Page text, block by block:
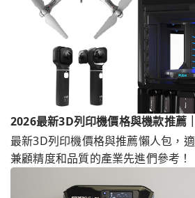
2026最新3D列印機價格與機款推薦
最新3D列印機價格與推薦懶人包，
兼顧精度和品質的產業先進們參考！